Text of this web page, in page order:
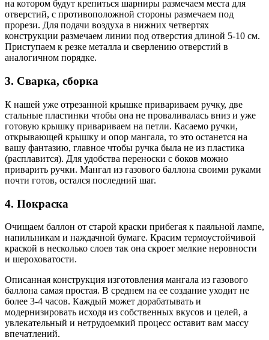
на котором будут крепиться шарниры размечаем места для
отверстий, с противоположной стороны размечаем под
прорези. Для подачи воздуха в нижних четвертях
конструкции размечаем линии под отверстия длиной 5-10 см.
Приступаем к резке металла и сверлению отверстий в
аналогичном порядке.
3. Сварка, сборка
К нашей уже отрезанной крышке привариваем ручку, две
стальные пластинки чтобы она не проваливалась вниз и уже
готовую крышку привариваем на петли. Касаемо ручки,
открывающей крышку и опор мангала, то это останется на
вашу фантазию, главное чтобы ручка была не из пластика
(расплавится). Для удобства переноски с боков можно
приварить ручки. Мангал из газового баллона своими руками
почти готов, остался последний шаг.
4. Покраска
Очищаем баллон от старой краски прибегая к паяльной лампе,
напильникам и наждачной бумаге. Красим термоустойчивой
краской в несколько слоев так она скроет мелкие неровности
и шероховатости.
Описанная конструкция изготовления мангала из газового
баллона самая простая. В среднем на ее создание уходит не
более 3-4 часов. Каждый может дорабатывать и
модернизировать исходя из собственных вкусов и целей, а
увлекательный и нетрудоемкий процесс оставит вам массу
впечатлений.